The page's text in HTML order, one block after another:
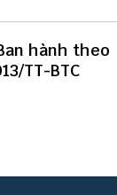
hành theo
TT-BTC